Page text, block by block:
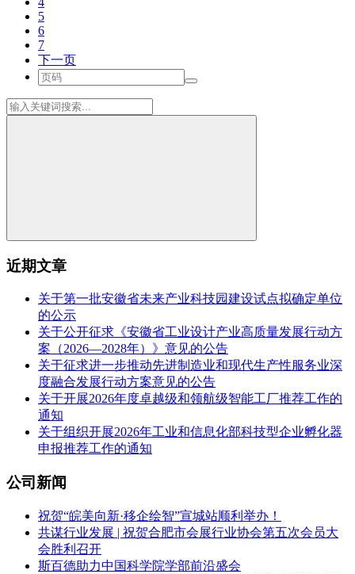
5
6
7
下一页
近期文章
关于第一批安徽省未来产业科技园建设试点拟确定单位
的公示
关于公开征求《安徽省工业设计产业高质量发展行动方
案（2026—2028年）》意见的公告
关于征求进一步推动先进制造业和现代生产性服务业深
度融合发展行动方案意见的公告
关于开展2026年度卓越级和领航级智能工厂推荐工作的
通知
关于组织开展2026年工业和信息化部科技型企业孵化器
申报推荐工作的通知
公司新闻
祝贺“皖美向新·移企绘智”宣城站顺利举办！
共谋行业发展 | 祝贺合肥市会展行业协会第五次会员大
会胜利召开
斯百德助力中国科学院学部前沿盛会